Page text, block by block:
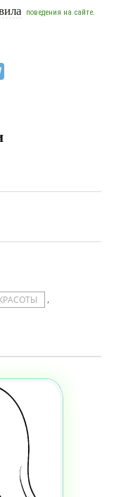
поведения на сайте.
,